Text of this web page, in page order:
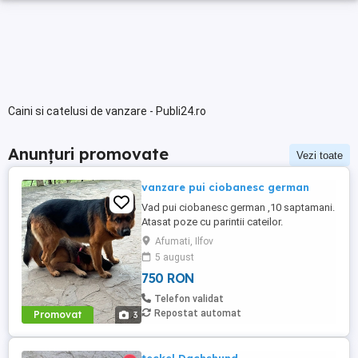
Caini si catelusi de vanzare - Publi24.ro
Anunțuri promovate Vezi toate
Promovat 3
vanzare pui ciobanesc german
Vad pui ciobanesc german ,10 saptamani.
Atasat poze cu parintii cateilor.
Afumati, Ilfov
5 august
750 RON
Telefon validat
Repostat automat